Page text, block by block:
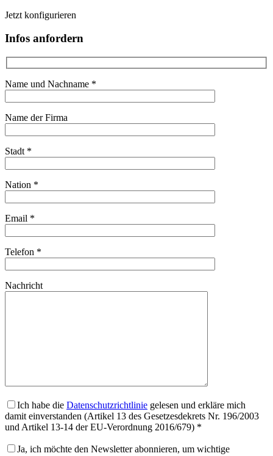
Jetzt konfigurieren
Infos anfordern
Name und Nachname *
Name der Firma
Stadt *
Nation *
Email *
Telefon *
Nachricht
Ich habe die Datenschutzrichtlinie gelesen und erkläre mich
damit einverstanden (Artikel 13 des Gesetzesdekrets Nr. 196/2003
und Artikel 13-14 der EU-Verordnung 2016/679) *
Ja, ich möchte den Newsletter abonnieren, um wichtige